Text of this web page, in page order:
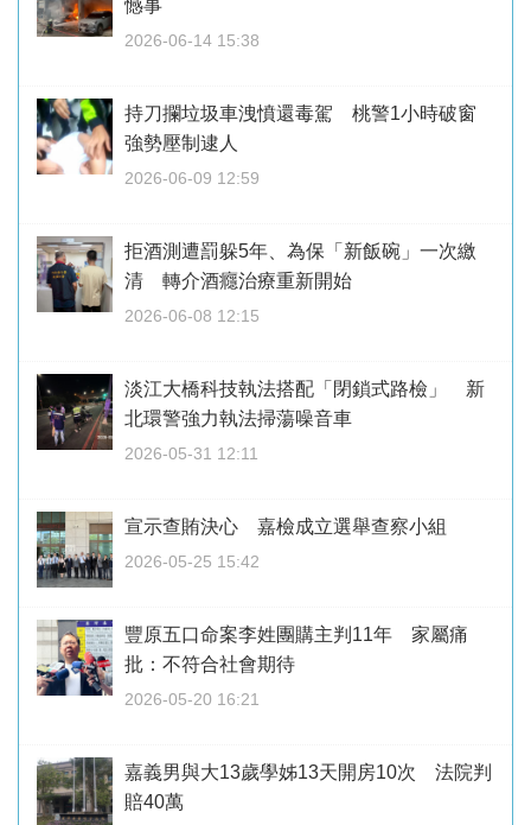
憾事
2026-06-14 15:38
持刀攔垃圾車洩憤還毒駕 桃警1小時破窗
強勢壓制逮人
2026-06-09 12:59
拒酒測遭罰躲5年、為保「新飯碗」一次繳
清 轉介酒癮治療重新開始
2026-06-08 12:15
淡江大橋科技執法搭配「閉鎖式路檢」 新
北環警強力執法掃蕩噪音車
2026-05-31 12:11
宣示查賄決心 嘉檢成立選舉查察小組
2026-05-25 15:42
豐原五口命案李姓團購主判11年 家屬痛
批：不符合社會期待
2026-05-20 16:21
嘉義男與大13歲學姊13天開房10次 法院判
賠40萬